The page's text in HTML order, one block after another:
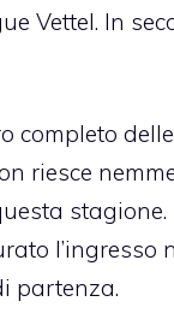
Vettel. In
completo
riesce
stagione.
l’ingresso
partenza.